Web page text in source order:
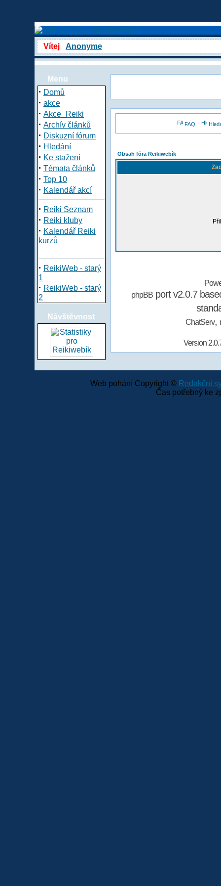
Vítej Anonyme
Menu
· Domů
· akce
· Akce_Reiki
· Archív článků
· Diskuzní fórum
· Hledání
· Ke stažení
· Témata článků
· Top 10
· Kalendář akcí
· Reiki Seznam
· Reiki kluby
· Kalendář Reiki
kurzů
· ReikiWeb - starý
1
· ReikiWeb - starý
2
Návštěvnost
FAQ
Obsah fóra Reikiwebík
phpBBport v2.0.7
ChatServ,
Version
Web pohání Copyright © Redakční
Čas potřebný ke